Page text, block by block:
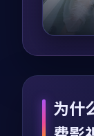
体节奏紧
荐观看。
97,290
星河回
纪录片
等
星河回响
为什